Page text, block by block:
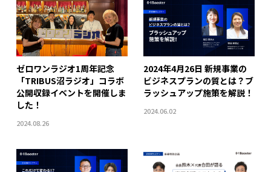
ゼロワンラジオ1周年記念
「TRIBUS沼ラジオ」コラボ
公開収録イベントを開催しま
した！
2024.08.26
2024年4月26日 新規事業の
ビジネスプランの質とは？ブ
ラッシュアップ施策を解説！
2024.06.02